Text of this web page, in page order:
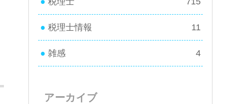
税理士情報 11
雑感 4
アーカイブ